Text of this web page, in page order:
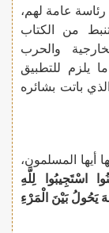
عامة لهم،
من الكتاب
والحرب
يلزم للتطبيق
باتت بشائره
أيها المسلمون،
اسْتَجِيبُوا لِلَّهِ
يَحُولُ بَيْنَ الْمَرْءِ